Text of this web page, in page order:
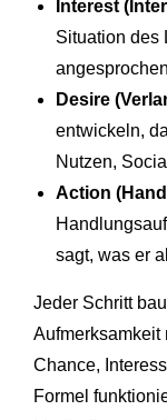
Interest
Situation des
Desire
entwickeln,
Nutzen,
Action
sagt, was er
Jeder Schritt
Aufmerksamkeit
Chance,
Formel